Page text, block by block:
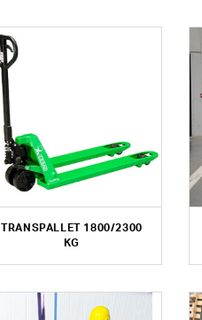
TRANSPALLET 1800/2300
KG